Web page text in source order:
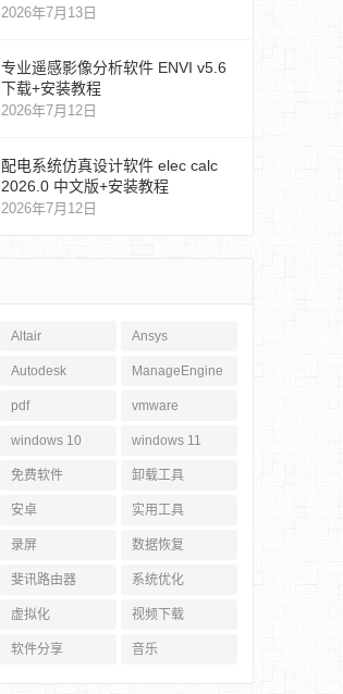
2026年7月13日
专业遥感影像分析软件 ENVI v5.6
下载+安装教程
2026年7月12日
配电系统仿真设计软件 elec calc
2026.0 中文版+安装教程
2026年7月12日
Altair Ansys
Autodesk ManageEngine
pdf vmware
windows 10 windows 11
免费软件 卸载工具
安卓 实用工具
录屏 数据恢复
斐讯路由器 系统优化
虚拟化 视频下载
软件分享 音乐